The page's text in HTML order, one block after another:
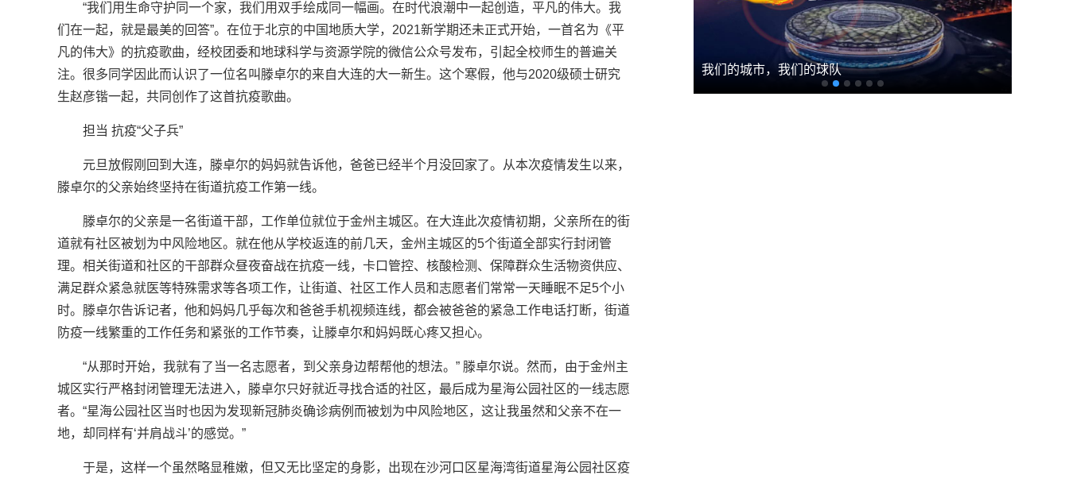
“我们用生命守护同一个家，我们用双手绘成同一幅画。在时代浪潮中一起创造，平凡的伟大。我
们在一起，就是最美的回答”。在位于北京的中国地质大学，2021新学期还未正式开始，一首名为《平
凡的伟大》的抗疫歌曲，经校团委和地球科学与资源学院的微信公众号发布，引起全校师生的普遍关
注。很多同学因此而认识了一位名叫滕卓尔的来自大连的大一新生。这个寒假，他与2020级硕士研究
生赵彦锴一起，共同创作了这首抗疫歌曲。
担当 抗疫“父子兵”
元旦放假刚回到大连，滕卓尔的妈妈就告诉他，爸爸已经半个月没回家了。从本次疫情发生以来，
滕卓尔的父亲始终坚持在街道抗疫工作第一线。
滕卓尔的父亲是一名街道干部，工作单位就位于金州主城区。在大连此次疫情初期，父亲所在的街
道就有社区被划为中风险地区。就在他从学校返连的前几天，金州主城区的5个街道全部实行封闭管
理。相关街道和社区的干部群众昼夜奋战在抗疫一线，卡口管控、核酸检测、保障群众生活物资供应、
满足群众紧急就医等特殊需求等各项工作，让街道、社区工作人员和志愿者们常常一天睡眠不足5个小
时。滕卓尔告诉记者，他和妈妈几乎每次和爸爸手机视频连线，都会被爸爸的紧急工作电话打断，街道
防疫一线繁重的工作任务和紧张的工作节奏，让滕卓尔和妈妈既心疼又担心。
“从那时开始，我就有了当一名志愿者，到父亲身边帮帮他的想法。” 滕卓尔说。然而，由于金州主
城区实行严格封闭管理无法进入，滕卓尔只好就近寻找合适的社区，最后成为星海公园社区的一线志愿
者。“星海公园社区当时也因为发现新冠肺炎确诊病例而被划为中风险地区，这让我虽然和父亲不在一
地，却同样有‘并肩战斗’的感觉。”
于是，这样一个虽然略显稚嫩，但又无比坚定的身影，出现在沙河口区星海湾街道星海公园社区疫